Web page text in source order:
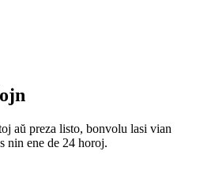
aŭ preza listo, bonvolu lasi vian
nin ene de 24 horoj.